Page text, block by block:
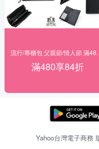
滿480享84折
Yahoo台灣電子商務